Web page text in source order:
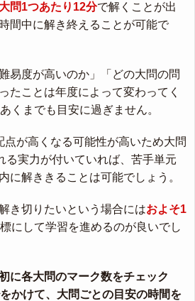
問1つあたり12分で解くことが出
間中に解き終えることが可能で
易度が高いのか」「どの大問の問
たことは年度によって変わってく
くまでも目安に過ぎません。
点が高くなる可能性が高いため大問
る実力が付いていれば、苦手単元
に解ききることは可能でしょう。
き切りたいという場合にはおよそ1
にして学習を進めるのが良いでし
に各大問のマーク数をチェック
かけて、大問ごとの目安の時間を